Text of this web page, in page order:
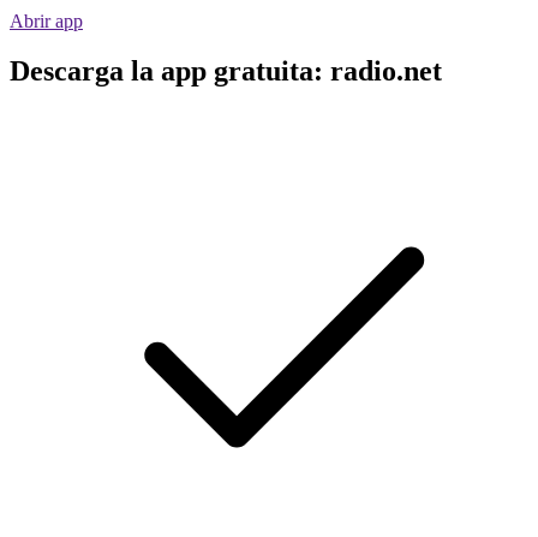
Abrir app
Descarga la app gratuita: radio.net